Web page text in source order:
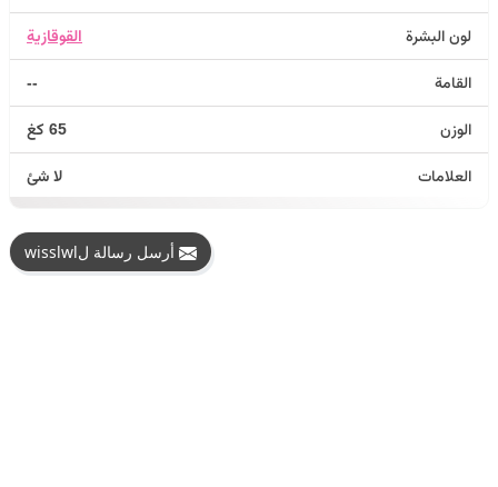
لون البشرة القوقازية
القامة --
الوزن 65 كغ
العلامات لا شئ
أرسل رسالة لwisslwl